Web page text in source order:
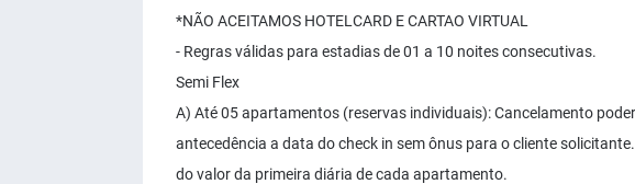
*NÃO ACEITAMOS HOTELCARD E CARTAO VIRTUAL
- Regras válidas para estadias de 01 a 10 noites consecutivas.
Semi Flex
A) Até 05 apartamentos (reservas individuais): Cancelamento
antecedência a data do check in sem ônus para o cliente
do valor da primeira diária de cada apartamento.